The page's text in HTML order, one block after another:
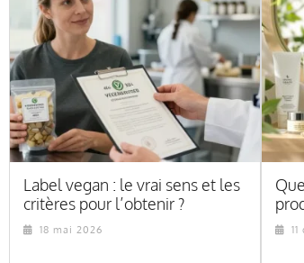
Label vegan : le vrai sens et les
critères pour l’obtenir ?
18 mai 2026